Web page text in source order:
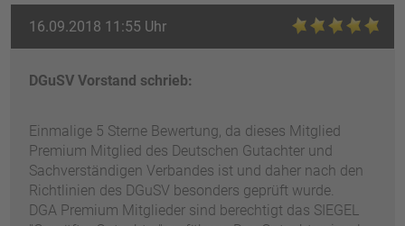
16.09.2018 11:55 Uhr
DGuSV Vorstand schrieb:
Einmalige 5 Sterne Bewertung, da dieses Mitglied
Premium Mitglied des Deutschen Gutachter und
Sachverständigen Verbandes ist und daher nach den
Richtlinien des DGuSV besonders geprüft wurde.
DGA Premium Mitglieder sind berechtigt das SIEGEL